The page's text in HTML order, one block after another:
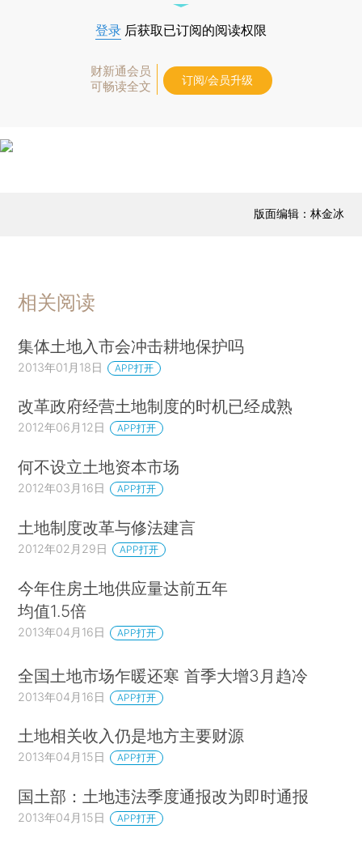
登录 后获取已订阅的阅读权限
财新通会员
可畅读全文
订阅/会员升级
版面编辑：林金冰
相关阅读
集体土地入市会冲击耕地保护吗
2013年01月18日 APP打开
改革政府经营土地制度的时机已经成熟
2012年06月12日 APP打开
何不设立土地资本市场
2012年03月16日 APP打开
土地制度改革与修法建言
2012年02月29日 APP打开
今年住房土地供应量达前五年
均值1.5倍
2013年04月16日 APP打开
全国土地市场乍暖还寒 首季大增3月趋冷
2013年04月16日 APP打开
土地相关收入仍是地方主要财源
2013年04月15日 APP打开
国土部：土地违法季度通报改为即时通报
2013年04月15日 APP打开